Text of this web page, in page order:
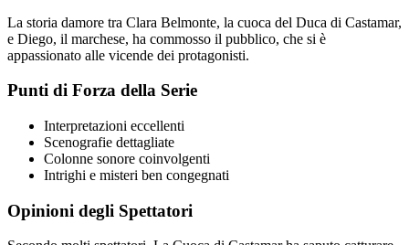
La storia damore tra Clara Belmonte, la cuoca del Duca di Castamar,
e Diego, il marchese, ha commosso il pubblico, che si è
appassionato alle vicende dei protagonisti.
Punti di Forza della Serie
Interpretazioni eccellenti
Scenografie dettagliate
Colonne sonore coinvolgenti
Intrighi e misteri ben congegnati
Opinioni degli Spettatori